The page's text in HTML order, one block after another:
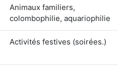
Animaux familiers,
colombophilie, aquariophilie
Activités festives (soirées.)